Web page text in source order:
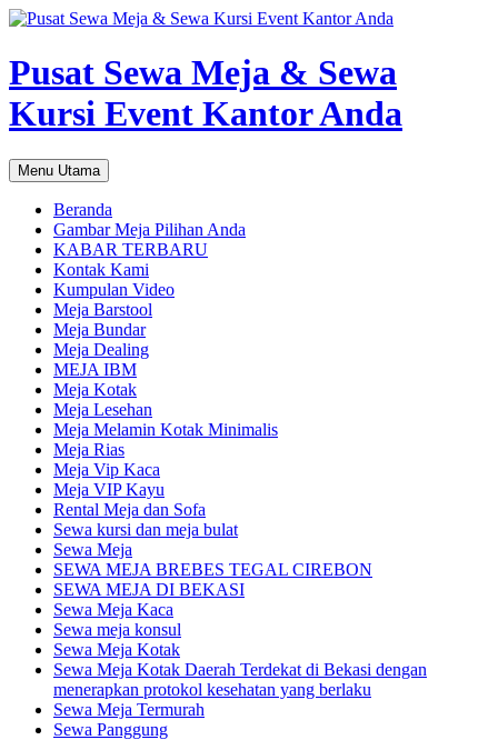
Pusat Sewa Meja & Sewa
Kursi Event Kantor Anda
Cari
Menu Utama Langsung
ke
isi
Beranda
Gambar Meja Pilihan Anda
KABAR TERBARU
Kontak Kami
Kumpulan Video
Meja Barstool
Meja Bundar
Meja Dealing
MEJA IBM
Meja Kotak
Meja Lesehan
Meja Melamin Kotak Minimalis
Meja Rias
Meja Vip Kaca
Meja VIP Kayu
Rental Meja dan Sofa
Sewa kursi dan meja bulat
Sewa Meja
SEWA MEJA BREBES TEGAL CIREBON
SEWA MEJA DI BEKASI
Sewa Meja Kaca
Sewa meja konsul
Sewa Meja Kotak
Sewa Meja Kotak Daerah Terdekat di Bekasi dengan
menerapkan protokol kesehatan yang berlaku
Sewa Meja Termurah
Sewa Panggung